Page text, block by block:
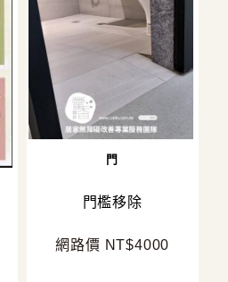
門
門檻移除
網路價 NT$4000